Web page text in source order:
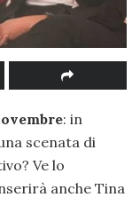
: in
scenata di
Ve lo
anche Tina